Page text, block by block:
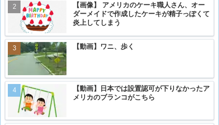
【画像】 アメリカのケーキ職人さん、オー
ダーメイドで作成したケーキが精子っぽくて
炎上してしまう
【動画】ワニ、歩く
【動画】日本では設置認可が下りなかったア
メリカのブランコがこちら